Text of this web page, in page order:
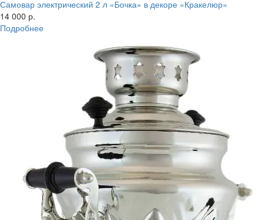
Самовар электрический 2 л «Бочка» в декоре «Кракелюр»
14 000 р.
Подробнее